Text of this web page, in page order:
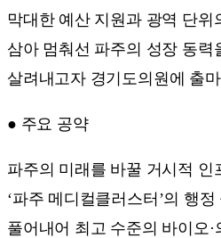
막대한 예산 지원과 광역 단위
삼아 멈춰선 파주의 성장 동력
살려내고자 경기도의원에 출
● 주요 공약
파주의 미래를 바꿀 거시적 인
‘파주 메디컬클러스터’의 행
풀어내어 최고 수준의 바이오